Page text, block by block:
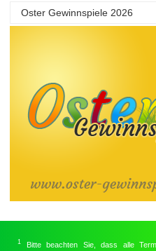
Oster Gewinnspiele 2026
1
Bitte beachten Sie, dass alle